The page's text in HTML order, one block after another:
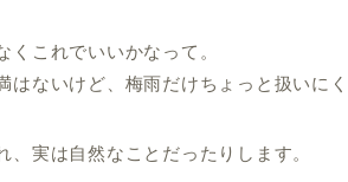
くこれでいいかなって。
はないけど、梅雨だけちょっと扱いに
、実は自然なことだったりします。